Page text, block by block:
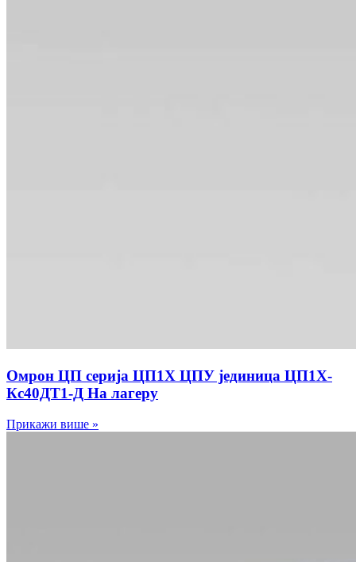
Омрон ЦП серија ЦП1Х ЦПУ јединица ЦП1Х-
Кс40ДТ1-Д На лагеру
Прикажи више »